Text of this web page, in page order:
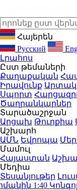
Հայերեն
Русский
Լրահոս
Ըստ թեմաների
Քաղաքական
Իրավունք
Սպորտ
Ծաղրանկարներ
Տարածաշրջան
Արցախ Թուրքիա
Աշխարհ
ԱՄՆ Եվրոպա
Մամուլ
Հայաստան
Մեդիա
Տեսանյութեր
1:40